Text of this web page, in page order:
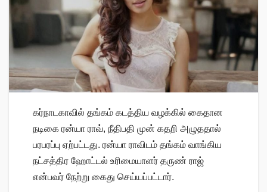
கர்நாடகாவில் தங்கம் கடத்திய வழக்கில் கைதான
நடிகை ரன்யா ராவ், நீதிபதி முன் கதறி அழுததால்
பரபரப்பு ஏற்பட்டது. ரன்யா ராவிடம் தங்கம் வாங்கிய
நட்சத்திர ஹோட்டல் உரிமையாளர் தருண் ராஜ்
என்பவர் நேற்று கைது செய்யப்பட்டார்.